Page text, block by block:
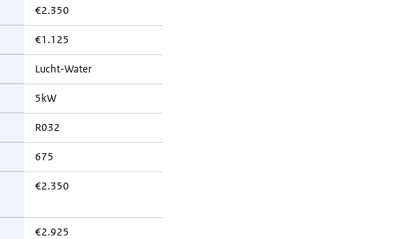
€2.350
€1.125
Lucht-Water
5kW
R032
675
€2.350
€2.925